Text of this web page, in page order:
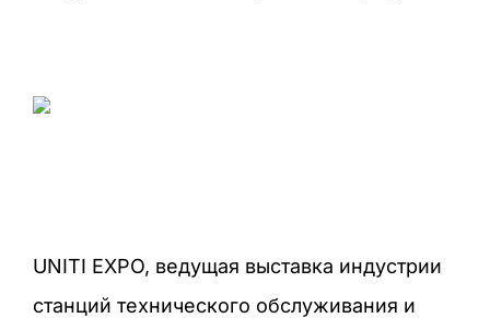
UNITI EXPO, ведущая выставка индустрии
станций технического обслуживания и